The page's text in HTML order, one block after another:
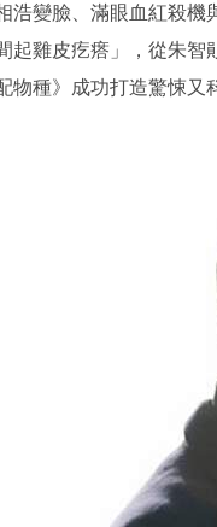
浩變臉、滿眼血紅殺機
起雞皮疙瘩」，從朱
物種》成功打造驚悚又